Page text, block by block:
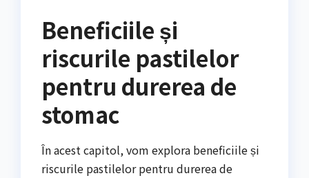
Beneficiile și
riscurile pastilelor
pentru durerea de
stomac
În acest capitol, vom explora beneficiile și
riscurile pastilelor pentru durerea de